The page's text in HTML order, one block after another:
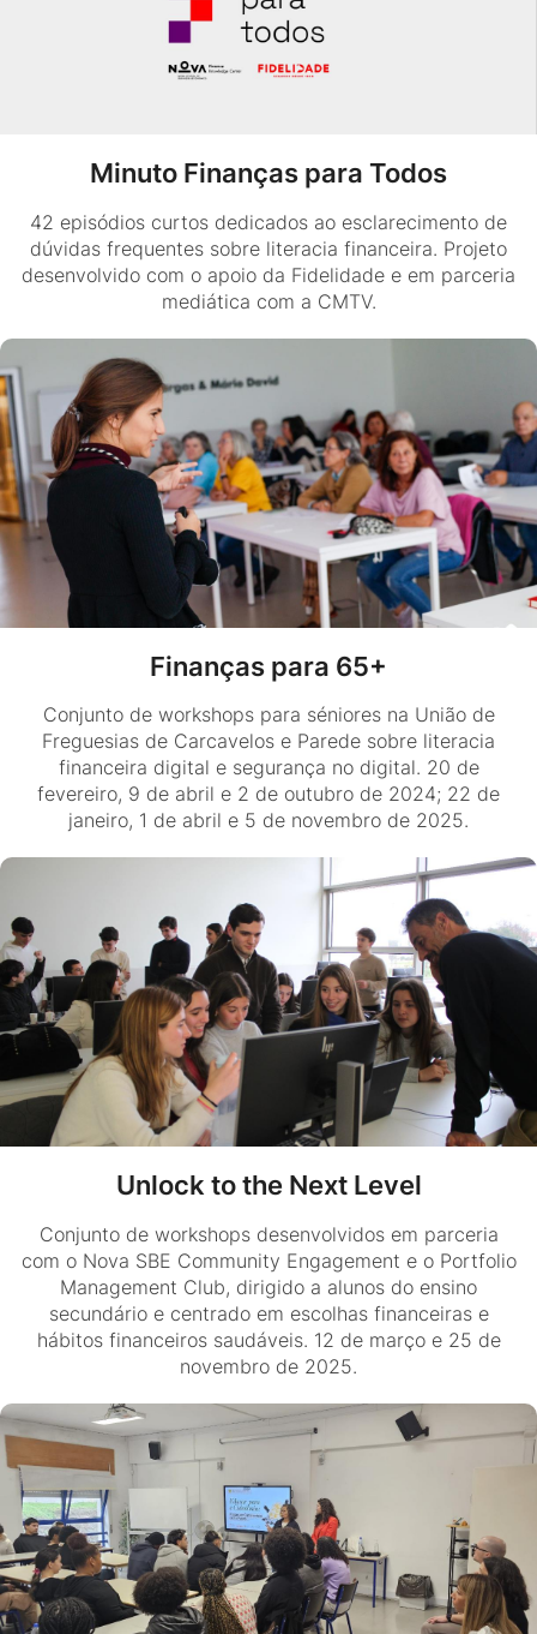
Minuto Finanças para Todos
42 episódios curtos dedicados ao esclarecimento de
dúvidas frequentes sobre literacia financeira. Projeto
desenvolvido com o apoio da Fidelidade e em parceria
mediática com a CMTV.
Finanças para 65+
Conjunto de workshops para séniores na União de
Freguesias de Carcavelos e Parede sobre literacia
financeira digital e segurança no digital. 20 de
fevereiro, 9 de abril e 2 de outubro de 2024; 22 de
janeiro, 1 de abril e 5 de novembro de 2025.
Unlock to the Next Level
Conjunto de workshops desenvolvidos em parceria
com o Nova SBE Community Engagement e o Portfolio
Management Club, dirigido a alunos do ensino
secundário e centrado em escolhas financeiras e
hábitos financeiros saudáveis. 12 de março e 25 de
novembro de 2025.